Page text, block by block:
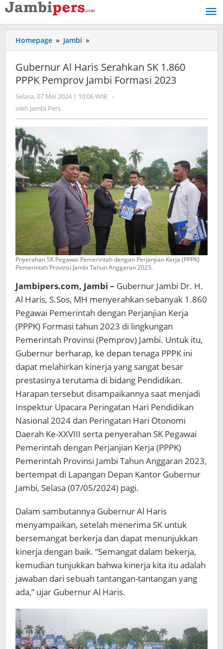
Lewati
ke
konten
Homepage » Jambi »
Al
Haris
Serahkan
SK
1.860
2023
Gubernur Al Haris Serahkan SK 1.860
PPPK Pemprov Jambi Formasi 2023
Selasa, 07 Mei 2024 | 10:06 WIB oleh
-
oleh Jambi Pers
Pnyerahan SK Pegawai Pemerintah dengan Perjanjian Kerja (PPPK)
Pemerintah Provinsi Jambi Tahun Anggaran 2023.
Jambipers.com, Jambi – Gubernur Jambi Dr. H.
Al Haris, S.Sos, MH menyerahkan sebanyak 1.860
Pegawai Pemerintah dengan Perjanjian Kerja
(PPPK) Formasi tahun 2023 di lingkungan
Pemerintah Provinsi (Pemprov) Jambi. Untuk itu,
Gubernur berharap, ke depan tenaga PPPK ini
dapat melahirkan kinerja yang sangat besar
prestasinya terutama di bidang Pendidikan.
Harapan tersebut disampaikannya saat menjadi
Inspektur Upacara Peringatan Hari Pendidikan
Nasional 2024 dan Peringatan Hari Otonomi
Daerah Ke-XXVIII serta penyerahan SK Pegawai
Pemerintah dengan Perjanjian Kerja (PPPK)
Pemerintah Provinsi Jambi Tahun Anggaran 2023,
bertempat di Lapangan Depan Kantor Gubernur
Jambi, Selasa (07/05/2024) pagi.
Dalam sambutannya Gubernur Al Haris
menyampaikan, setelah menerima SK untuk
bersemangat berkerja dan dapat menunjukkan
kinerja dengan baik. “Semangat dalam bekerja,
kemudian tunjukkan bahwa kinerja kita itu adalah
jawaban dari sebuah tantangan-tantangan yang
ada,” ujar Gubernur Al Haris.